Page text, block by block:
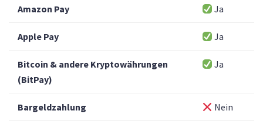
Amazon Pay Ja
Apple Pay Ja
Bitcoin & andere Kryptowährungen
(BitPay)
Ja
Bargeldzahlung Nein